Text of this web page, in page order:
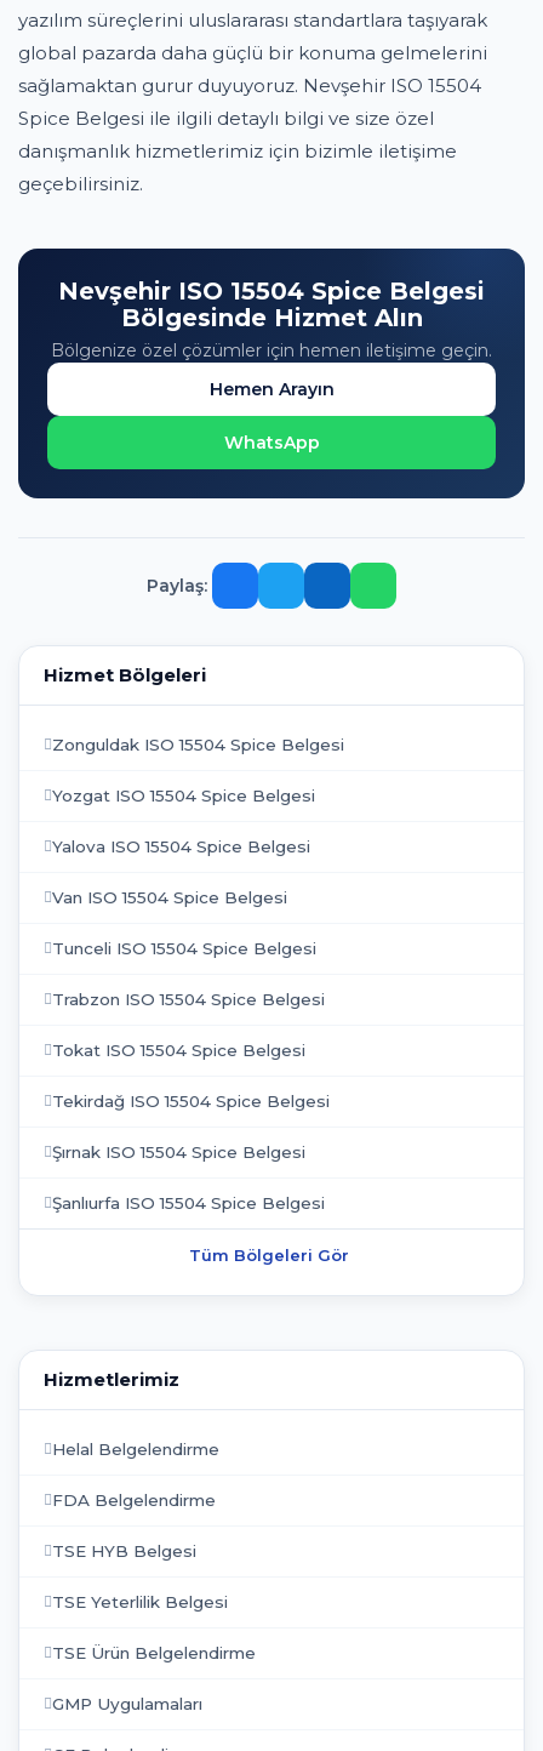
yazılım süreçlerini uluslararası standartlara taşıyarak
global pazarda daha güçlü bir konuma gelmelerini
sağlamaktan gurur duyuyoruz. Nevşehir ISO 15504
Spice Belgesi ile ilgili detaylı bilgi ve size özel
danışmanlık hizmetlerimiz için bizimle iletişime
geçebilirsiniz.
Nevşehir ISO 15504 Spice Belgesi
Bölgesinde Hizmet Alın
Bölgenize özel çözümler için hemen iletişime geçin.
Hemen Arayın
WhatsApp
Paylaş:
Hizmet Bölgeleri
Zonguldak ISO 15504 Spice Belgesi
Yozgat ISO 15504 Spice Belgesi
Yalova ISO 15504 Spice Belgesi
Van ISO 15504 Spice Belgesi
Tunceli ISO 15504 Spice Belgesi
Trabzon ISO 15504 Spice Belgesi
Tokat ISO 15504 Spice Belgesi
Tekirdağ ISO 15504 Spice Belgesi
Şırnak ISO 15504 Spice Belgesi
Şanlıurfa ISO 15504 Spice Belgesi
Tüm Bölgeleri Gör
Hizmetlerimiz
Helal Belgelendirme
FDA Belgelendirme
TSE HYB Belgesi
TSE Yeterlilik Belgesi
TSE Ürün Belgelendirme
GMP Uygulamaları